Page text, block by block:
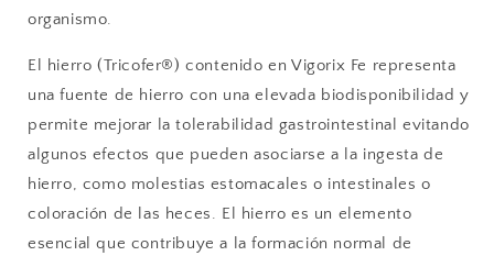
organismo.
El hierro (Tricofer®) contenido en Vigorix Fe representa
una fuente de hierro con una elevada biodisponibilidad y
permite mejorar la tolerabilidad gastrointestinal evitando
algunos efectos que pueden asociarse a la ingesta de
hierro, como molestias estomacales o intestinales o
coloración de las heces. El hierro es un elemento
esencial que contribuye a la formación normal de